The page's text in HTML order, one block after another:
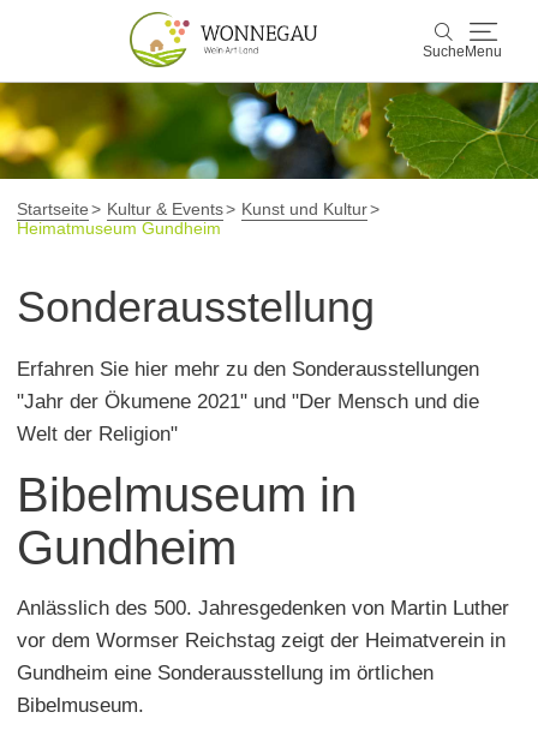
Suche Menu
Suche
Wonnegau
Entdecken & Erleben
Kultur & Events
Buchen & Service
Startseite Kultur & Events
Kunst und Kultur
Heimatmuseum Gundheim
Sonderausstellung
Erfahren Sie hier mehr zu den Sonderausstellungen
"Jahr der Ökumene 2021" und "Der Mensch und die
Welt der Religion"
Bibelmuseum in
Gundheim
Anlässlich des 500. Jahresgedenken von Martin Luther
vor dem Wormser Reichstag zeigt der Heimatverein in
Gundheim eine Sonderausstellung im örtlichen
Bibelmuseum.